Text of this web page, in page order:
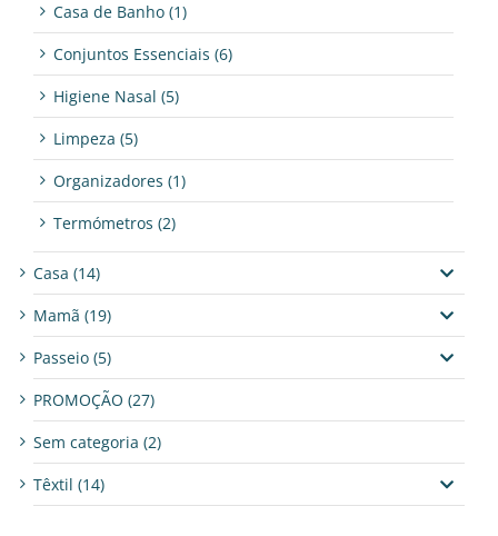
Casa de Banho (1)
Conjuntos Essenciais (6)
Higiene Nasal (5)
Limpeza (5)
Organizadores (1)
Termómetros (2)
Casa (14)
Mamã (19)
Passeio (5)
PROMOÇÃO (27)
Sem categoria (2)
Têxtil (14)